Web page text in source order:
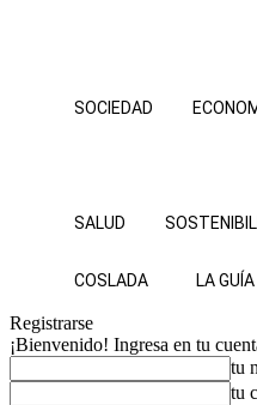
SOCIEDAD
SALUD
COSLADA LA GUÍA
Registrarse
¡Bienvenido! Ingresa en tu
tu
tu